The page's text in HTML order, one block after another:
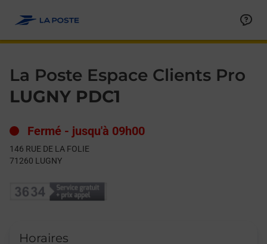
La Poste Espace Clients Pro
LUGNY PDC1
Fermé - jusqu'à 09h00
146 RUE DE LA FOLIE
71260 LUGNY
Horaires